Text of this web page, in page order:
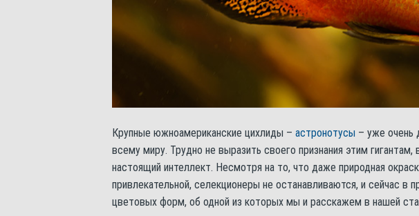
Крупные южноамериканские цихлиды – астронотусы – уже очень
всему миру. Трудно не выразить своего признания этим гигантам,
настоящий интеллект. Несмотря на то, что даже природная
привлекательной, селекционеры не останавливаются, и сейчас в
цветовых форм, об одной из которых мы и расскажем в нашей